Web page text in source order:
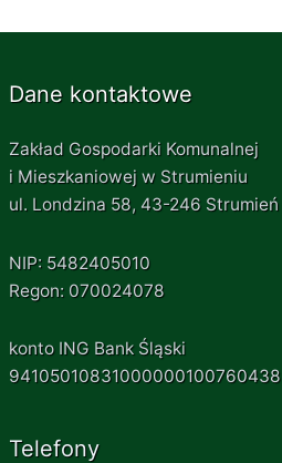
Dane kontaktowe
Zakład Gospodarki Komunalnej
i Mieszkaniowej w Strumieniu
ul. Londzina 58, 43-246 Strumień
NIP: 5482405010
Regon: 070024078
konto ING Bank Śląski
94105010831000000100760438
Telefony